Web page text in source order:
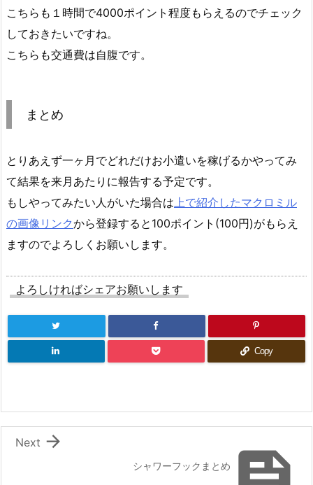
こちらも１時間で4000ポイント程度もらえるのでチェック
しておきたいですね。
こちらも交通費は自腹です。
まとめ
とりあえず一ヶ月でどれだけお小遣いを稼げるかやってみ
て結果を来月あたりに報告する予定です。
もしやってみたい人がいた場合は上で紹介したマクロミル
の画像リンクから登録すると100ポイント(100円)がもらえ
ますのでよろしくお願いします。
よろしければシェアお願いします
Copy
シャワーフックまとめ

Next